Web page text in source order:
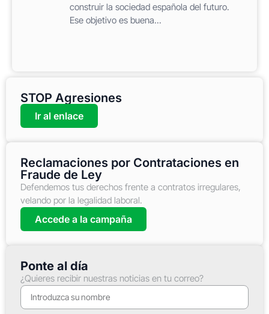
construir la sociedad española del futuro.
Ese objetivo es buena...
STOP Agresiones
Ir al enlace
Reclamaciones por Contrataciones en
Fraude de Ley
Defendemos tus derechos frente a contratos irregulares,
velando por la legalidad laboral.
Accede a la campaña
Ponte al día
¿Quieres recibir nuestras noticias en tu correo?